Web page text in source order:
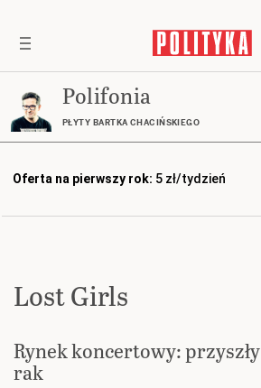
Polifonia
PŁYTY BARTKA CHACIŃSKIEGO
Oferta na pierwszy rok: 5 zł/tydzień
Lost Girls
Rynek koncertowy: przyszły
rak